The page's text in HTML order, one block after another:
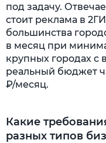
под задачу.
стоит реклама в
большинства
в месяц при
крупных городах с
реальный бюджет
₽/месяц.
Какие
разных типов